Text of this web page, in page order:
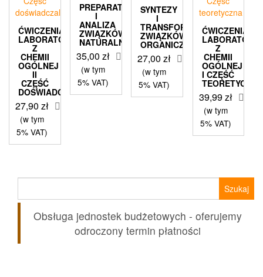
ĆWICZENIA
LABORATORYJNE
Z
CHEMII
OGÓLNEJ
II
CZĘŚĆ
DOŚWIADCZALNA
27,90 zł
(w tym
5% VAT)
PREPARATYKA
I
ANALIZA
ZWIĄZKÓW
NATURALNYCH
35,00zł
(w tym
5% VAT)
SYNTEZY
I
TRANSFORMACJE
ZWIĄZKÓW
ORGANICZNYCH
27,00zł
(w tym
5% VAT)
ĆWICZENIA
Z
CHEMII
OGÓLNEJ
I CZĘŚĆ
TEORETYCZNA
39,99zł
(w tym
5% VAT)
Obsługa jednostek budżetowych - oferujemy
odroczony termin płatności